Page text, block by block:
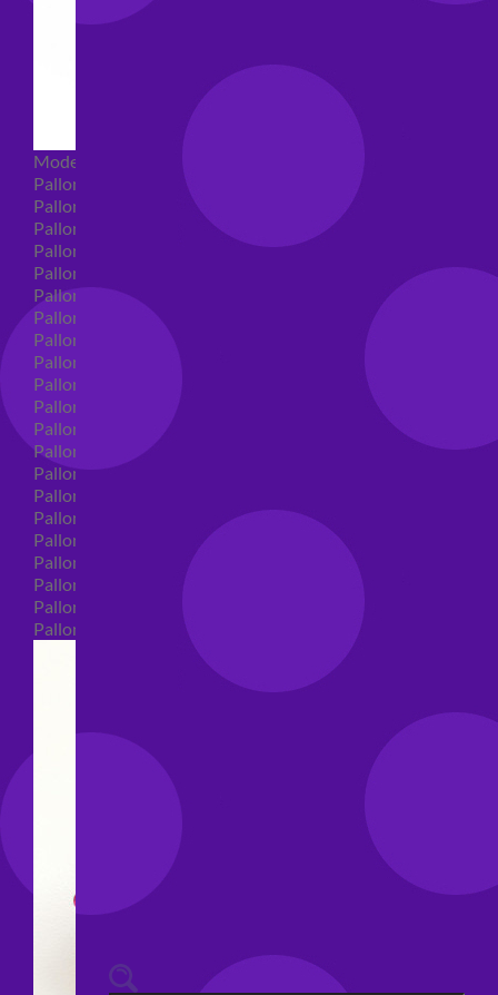
Modellabili
Palloncini mongolfiera in lattice
Palloncini Mini Shape
Palloncini Shape
Palloncini nascita shape
Palloncini Battesimo shape
Palloncini Altre Ricorrenze Shape
Palloncini primo compleanno shape
Palloncini Animali Shape
Palloncini Personaggi shape
Palloncini comunione shape
Palloncini Cresima shape
Palloncini laurea shape
Palloncini compleanno shape
Palloncini 18 anni shape
Palloncini 30 anni shape
Palloncini 40 anni shape
Palloncini 50 anni shape
Palloncini 60/70/80/90/100 anni shape
Palloncini Matrimonio shape
Palloncini Anniversario shape
Palloncini generici shape